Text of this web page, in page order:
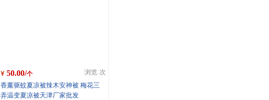
50.00/个 浏览 次
香薰驱蚊夏凉被辣木安神被 梅花三
弄温变夏凉被天津厂家批发